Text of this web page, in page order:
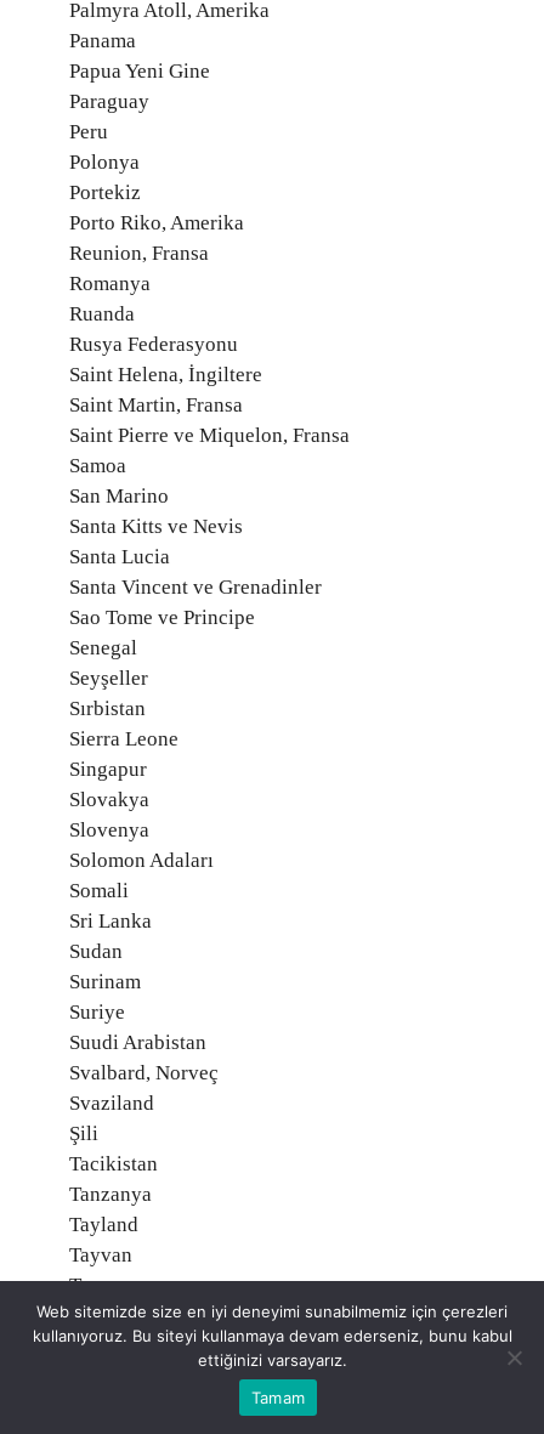
Palmyra Atoll, Amerika
Panama
Papua Yeni Gine
Paraguay
Peru
Polonya
Portekiz
Porto Riko, Amerika
Reunion, Fransa
Romanya
Ruanda
Rusya Federasyonu
Saint Helena, İngiltere
Saint Martin, Fransa
Saint Pierre ve Miquelon, Fransa
Samoa
San Marino
Santa Kitts ve Nevis
Santa Lucia
Santa Vincent ve Grenadinler
Sao Tome ve Principe
Senegal
Seyşeller
Sırbistan
Sierra Leone
Singapur
Slovakya
Slovenya
Solomon Adaları
Somali
Sri Lanka
Sudan
Surinam
Suriye
Suudi Arabistan
Svalbard, Norveç
Svaziland
Şili
Tacikistan
Tanzanya
Tayland
Tayvan
Togo
Tonga
Trinidad ve Tobago
Turks ve Caicos Adaları, İngiltere
Web sitemizde size en iyi deneyimi sunabilmemiz için çerezleri
kullanıyoruz. Bu siteyi kullanmaya devam ederseniz, bunu kabul
ettiğinizi varsayarız.
Tamam